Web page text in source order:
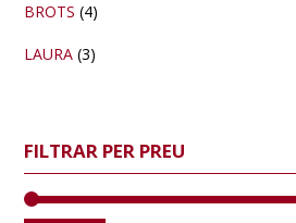
BROTS (4)
LAURA (3)
FILTRAR PER PREU